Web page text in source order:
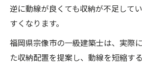
逆に動線が良くても収納が不足して
すくなります。
福岡県宗像市の一級建築士は、実際
た収納配置を提案し、動線を短縮す